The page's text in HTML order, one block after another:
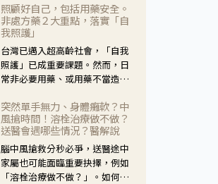
模式，用結合情境互動等豐富活
動，將抽象的失智轉化為可感
受、可討論的生活情境，並引導
民眾在家人開始出現改變時，以
理解取代責備、以耐心回應不
安。
照顧好自己，包括用藥安全。
非處方藥２大重點，落實「自
我照護」
台灣已邁入超高齡社會，「自我
照護」已成重要課題。然而，日
常非必要用藥、或用藥不當造成
在重要。社團法人台灣自我照護
產業協會 提出「非處方藥正確使
用」與「藥師給力」，鼓勵民眾
建立安全且正確的自我照護習
慣。
突然單手無力、身體癱軟？中
風搶時間！溶栓治療做不做？
送醫會遇哪些情況？醫解說
腦中風搶救分秒必爭，送醫途中
家屬也可能面臨重要抉擇，例如
「溶栓治療做不做？」。如何搶